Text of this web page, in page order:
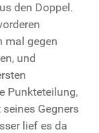
den Doppel.
mal gegen
und
Punkteteilung,
Gegners
lief es da